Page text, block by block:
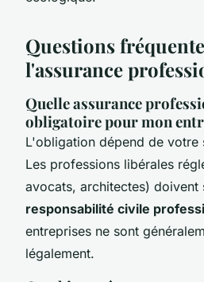
Questions
l'assurance
Quelle assurance
obligatoire pour mon
L'obligation dépend de votre
Les professions libérales
avocats, architectes) doivent
responsabilité civile
entreprises ne sont
légalement.